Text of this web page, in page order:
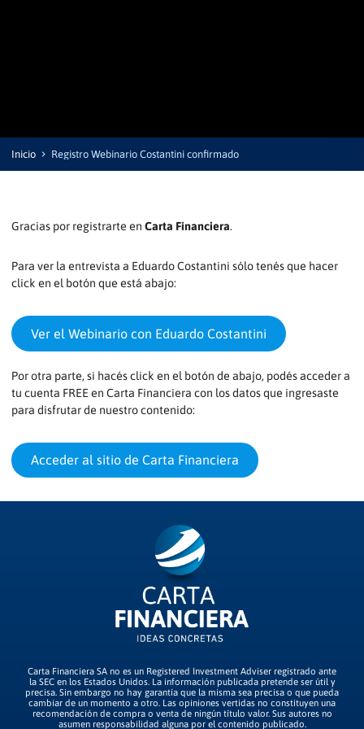
Inicio Registro Webinario Costantini confirmado
Gracias por registrarte enCarta Financiera.
Para ver la entrevista a Eduardo Costantini sólo tenés que hacer
click en el botón que está abajo:
Ver el Webinario con Eduardo Costantini
Por otra parte, si hacés click en el botón de abajo, podés acceder a
tu cuenta FREE en Carta Financiera con los datos que ingresaste
para disfrutar de nuestro contenido:
Acceder al sitio de Carta Financiera
Carta Financiera SA no es un Registered Investment Adviser registrado ante
la SEC en los Estados Unidos. La información publicada pretende ser útil y
precisa. Sin embargo no hay garantía que la misma sea precisa o que pueda
cambiar de un momento a otro. Las opiniones vertidas no constituyen una
recomendación de compra o venta de ningún título valor. Sus autores no
asumen responsabilidad alguna por el contenido publicado.